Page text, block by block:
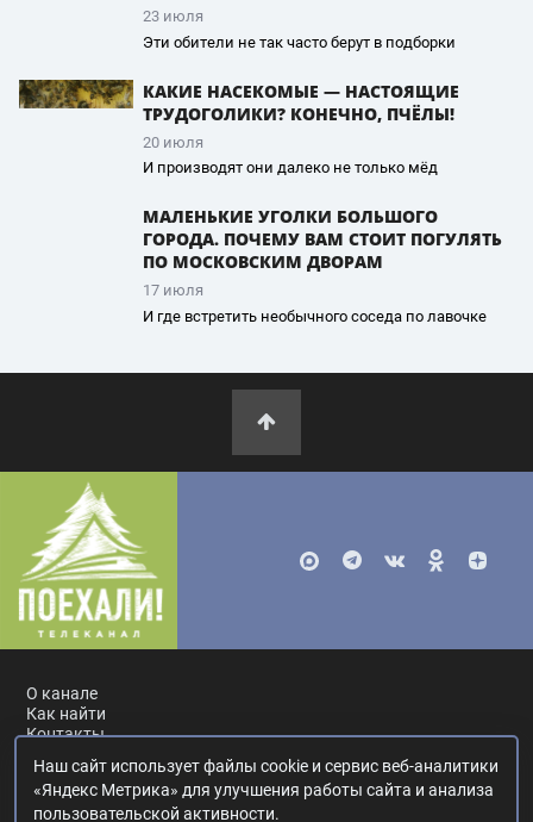
23 июля
Эти обители не так часто берут в подборки
КАКИЕ НАСЕКОМЫЕ — НАСТОЯЩИЕ
ТРУДОГОЛИКИ? КОНЕЧНО, ПЧЁЛЫ!
20 июля
И производят они далеко не только мёд
МАЛЕНЬКИЕ УГОЛКИ БОЛЬШОГО
ГОРОДА. ПОЧЕМУ ВАМ СТОИТ ПОГУЛЯТЬ
ПО МОСКОВСКИМ ДВОРАМ
17 июля
И где встретить необычного соседа по лавочке
О канале
Как найти
Контакты
Россия, Москва, ул. Ак. Королёва, 19.+7 495 617-55-80
Наш сайт использует файлы cookie и сервис веб-аналитики
«Яндекс Метрика» для улучшения работы сайта и анализа
пользовательской активности.